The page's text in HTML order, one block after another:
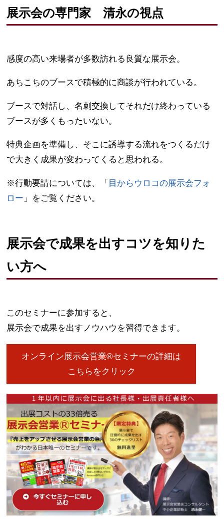
展示会の専門家 清永の視点
感度の高い来場者が多数訪れる良質な展示会。
あちこちのブースで積極的に商談が行われている。
ブースで対話し、名刺交換してそれだけ終わっている
ブースが多くもったいない。
特典企画を準備し、そこに誘導する流れをつくるだけ
で大きく成果が変わってくると思われる。
※行動要請については、「 目からウロコの展示会フォ
ロー 」をご覧ください。
展示会で成果を出すコツを知りた
い方へ
このセミナーに参加すると、
展示会で成果を出すノウハウを習得できます。
オンライン展示会営業®セミナーの詳細は
こちらをクリック